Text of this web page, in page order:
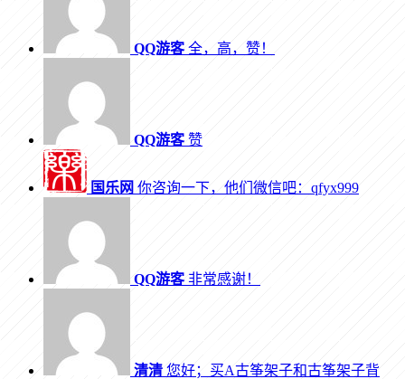
QQ游客全，高，赞！
QQ游客赞
国乐网 你咨询一下，他们微信吧：qfyx999
QQ游客非常感谢！
清清 您好；买A古筝架子和古筝架子背